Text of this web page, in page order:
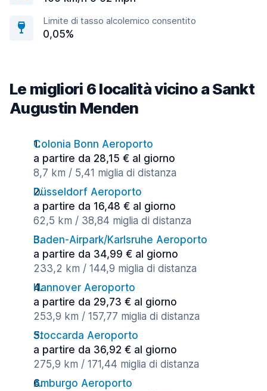
Limite di tasso alcolemico consentito
0,05%
Le migliori 6 località vicino a Sankt
Augustin Menden
Colonia Bonn Aeroporto
a partire da 28,15 € al giorno
8,7 km / 5,41 miglia di distanza
Düsseldorf Aeroporto
a partire da 16,48 € al giorno
62,5 km / 38,84 miglia di distanza
Baden-Airpark/Karlsruhe Aeroporto
a partire da 34,99 € al giorno
233,2 km / 144,9 miglia di distanza
Hannover Aeroporto
a partire da 29,73 € al giorno
253,9 km / 157,77 miglia di distanza
Stoccarda Aeroporto
a partire da 36,92 € al giorno
275,9 km / 171,44 miglia di distanza
Amburgo Aeroporto